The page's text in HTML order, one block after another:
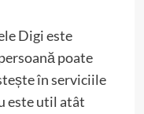
Digi este
poate
în serviciile
este util atât